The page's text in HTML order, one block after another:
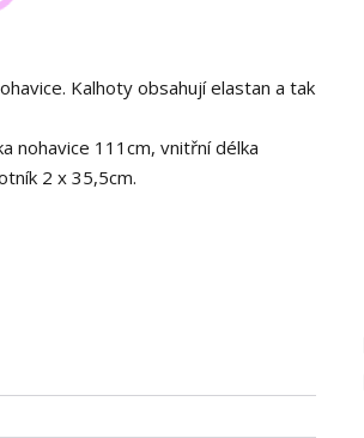
Kalhoty obsahují elastan a tak
nohavice 111cm, vnitřní délka
2 x 35,5cm.